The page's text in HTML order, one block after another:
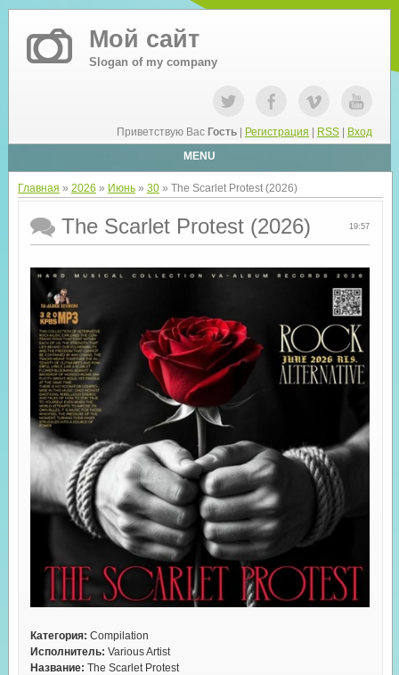
Мой сайт
Slogan of my company
Приветствую Вас Гость Регистрация RSS
Вход
MENU
Главная » 2026 » Июнь » 30» The Scarlet Protest (2026)
19:57
The Scarlet Protest (2026)
Категория: Compilation
Исполнитель: Various Artist
Название: The Scarlet Protest